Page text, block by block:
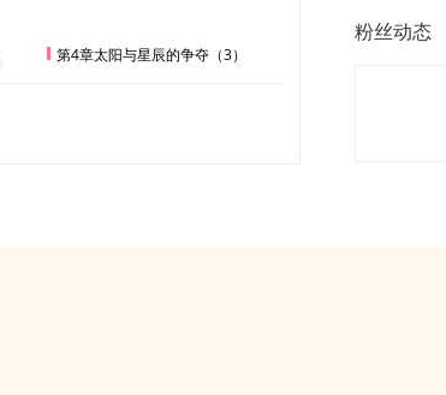
第4章太阳与星辰的争夺（3）
粉丝动态